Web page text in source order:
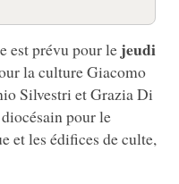
est prévu pour lejeudi
la culture Giacomo
Silvestri et Grazia Di
pour le
et les édifices de culte,